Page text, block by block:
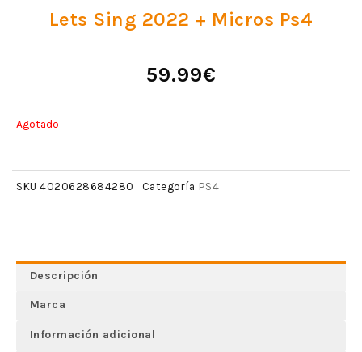
Lets Sing 2022 + Micros Ps4
59.99€
Agotado
SKU 4020628684280 Categoría PS4
Descripción
Marca
Información adicional